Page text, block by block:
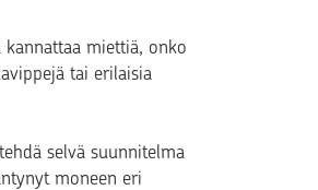
kannattaa miettiä, onko
tai erilaisia
selvä suunnitelma
moneen eri